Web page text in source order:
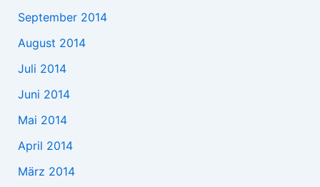
September 2014
August 2014
Juli 2014
Juni 2014
Mai 2014
April 2014
März 2014